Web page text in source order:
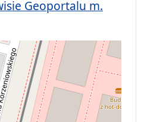
Geoportalu m.